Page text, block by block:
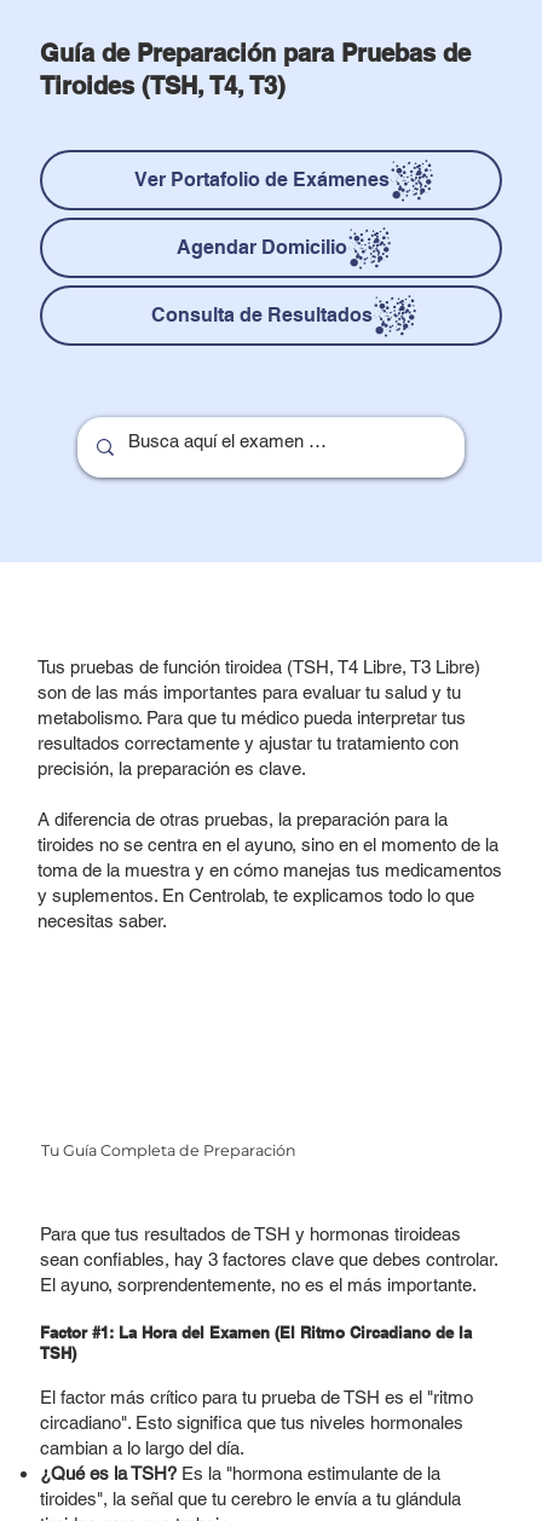
Guía de Preparación para Pruebas de
Tiroides (TSH, T4, T3)
Ver Portafolio de Exámenes
Agendar Domicilio
Consulta de Resultados
Tus pruebas de función tiroidea (TSH, T4 Libre, T3 Libre)
son de las más importantes para evaluar tu salud y tu
metabolismo. Para que tu médico pueda interpretar tus
resultados correctamente y ajustar tu tratamiento con
precisión, la preparación es clave.
A diferencia de otras pruebas, la preparación para la
tiroides no se centra en el ayuno, sino en el momento de la
toma de la muestra y en cómo manejas tus medicamentos
y suplementos. En Centrolab, te explicamos todo lo que
necesitas saber.
Tu Guía Completa de Preparación
Para que tus resultados de TSH y hormonas tiroideas
sean confiables, hay 3 factores clave que debes controlar.
El ayuno, sorprendentemente, no es el más importante.
Factor #1: La Hora del Examen (El Ritmo Circadiano de la
TSH)
El factor más crítico para tu prueba de TSH es el "ritmo
circadiano". Esto significa que tus niveles hormonales
cambian a lo largo del día.
¿Qué es la TSH?Es la "hormona estimulante de la
tiroides", la señal que tu cerebro le envía a tu glándula